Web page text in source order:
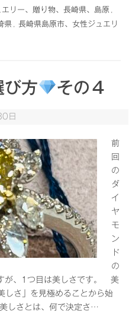
リー、贈り物、長崎県、島原
県
長崎県島原市、女性ジュエリ
び方 その４
日
前
回
の
ダ
イ
ヤ
モ
ン
ド
の
が、1つ目は美しさです。 美
さ」を見極めることから始
しさとは、何で決定さ…